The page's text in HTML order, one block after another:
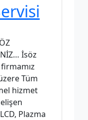
İsöz
Tüm
hizmet
Plazma